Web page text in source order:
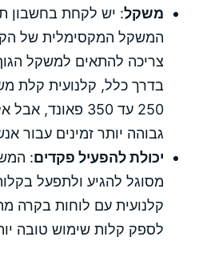
משקל: יש לקחת בחשבון
המשקל המקסימלית של
צריכה להתאים למשקל
בדרך כלל, קלנועית קלת
250 עד 350
גבוהה יותר זמינים עבור
יכולת להפעיל פקדים:
מסוגל להגיע ולתפעל
קלנועית עם לוחות בקרה
לספק קלות שימוש טובה